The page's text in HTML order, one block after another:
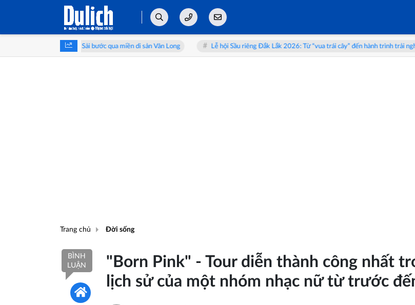
2026: Sải bước qua miền di sản Vân Long Lễ hội Sầu riêng Đắk Lắk 2026: Từ “vua trái cây” đến hành trình trải nghiệm Tây Nguyên
Trang chủ Đời sống
BÌNH
LUẬN
"Born Pink" - Tour diễn thành công nhất
lịch sử của một nhóm nhạc nữ từ trước